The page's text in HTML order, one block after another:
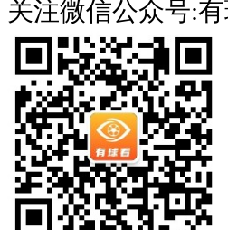
关注微信公众号: